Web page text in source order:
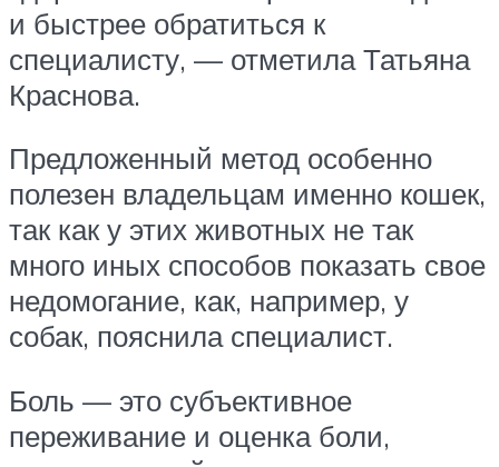
и быстрее обратиться к
специалисту, — отметила Татьяна
Краснова.
Предложенный метод особенно
полезен владельцам именно кошек,
так как у этих животных не так
много иных способов показать свое
недомогание, как, например, у
собак, пояснила специалист.
Боль — это субъективное
переживание и оценка боли,